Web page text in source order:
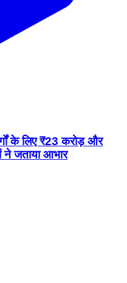
के लिए ₹23 करोड़ और
ने जताया आभार